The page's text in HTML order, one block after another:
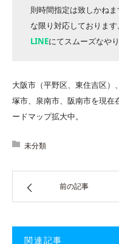
則時間指定は致しかね
な限り対応しておりま
LINEにてスムーズなや
大阪市（平野区、東住吉区）
塚市、泉南市、阪南市を現在
ードマップ拡大中。
未分類
前の記事
関連記事